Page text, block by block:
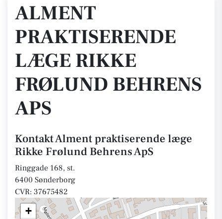
ALMENT
PRAKTISERENDE
LÆGE RIKKE
FRØLUND BEHRENS
APS
Kontakt Alment praktiserende læge
Rikke Frølund Behrens ApS
Ringgade 168, st.
6400 Sønderborg
CVR: 37675482
+